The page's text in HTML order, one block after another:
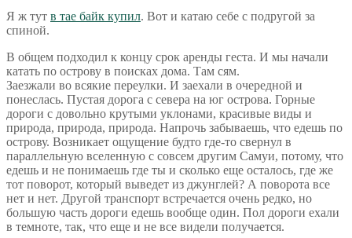
Я ж тут в тае байк купил. Вот и катаю себе с подругой за
спиной.
В общем подходил к концу срок аренды геста. И мы начали
катать по острову в поисках дома. Там сям.
Заезжали во всякие переулки. И заехали в очередной и
понеслась. Пустая дорога с севера на юг острова. Горные
дороги с довольно крутыми уклонами, красивые виды и
природа, природа, природа. Напрочь забываешь, что едешь по
острову. Возникает ощущение будто где-то свернул в
параллельную вселенную с совсем другим Самуи, потому, что
едешь и не понимаешь где ты и сколько еще осталось, где же
тот поворот, который выведет из джунглей? А поворота все
нет и нет. Другой транспорт встречается очень редко, но
большую часть дороги едешь вообще один. Пол дороги ехали
в темноте, так, что еще и не все видели получается.